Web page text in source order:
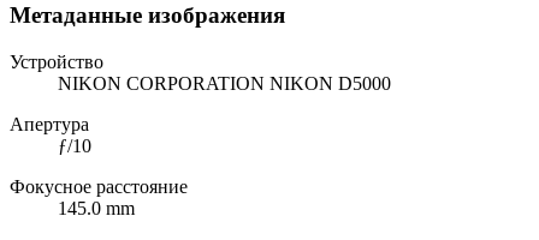
Метаданные изображения
Устройство
NIKON CORPORATION NIKON D5000
Апертура
ƒ/10
Фокусное расстояние
145.0 mm